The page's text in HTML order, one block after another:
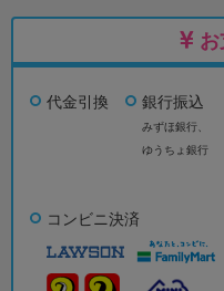
代金引換 銀行振込
みずほ銀行、
ゆうちょ銀行
コンビニ決済